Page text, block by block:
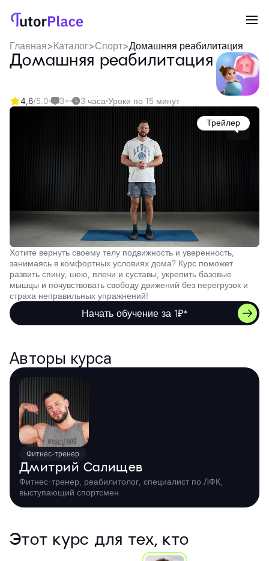
Главная>Каталог>Спорт>Домашняя реабилитация
Домашняя реабилитация
4,6/5.0 3+ 3 часа Уроки по 15 минут
Трейлер
Хотите вернуть своему телу подвижность и уверенность,
занимаясь в комфортных условиях дома? Курс поможет
развить спину, шею, плечи и суставы, укрепить базовые
мышцы и почувствовать свободу движений без перегрузок и
страха неправильных упражнений!
Начать обучение за 1₽*
Авторы курса
Фитнес-тренер
Дмитрий Салищев
Фитнес-тренер, реабилитолог, специалист по ЛФК,
выступающий спортсмен
Этот курс для тех, кто